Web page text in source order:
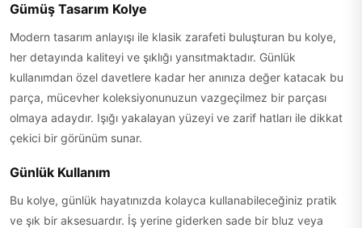
Gümüş Tasarım Kolye
Modern tasarım anlayışı ile klasik zarafeti buluşturan bu kolye,
her detayında kaliteyi ve şıklığı yansıtmaktadır. Günlük
kullanımdan özel davetlere kadar her anınıza değer katacak bu
parça, mücevher koleksiyonunuzun vazgeçilmez bir parçası
olmaya adaydır. Işığı yakalayan yüzeyi ve zarif hatları ile dikkat
çekici bir görünüm sunar.
Günlük Kullanım
Bu kolye, günlük hayatınızda kolayca kullanabileceğiniz pratik
ve şık bir aksesuardır. İş yerine giderken sade bir bluz veya